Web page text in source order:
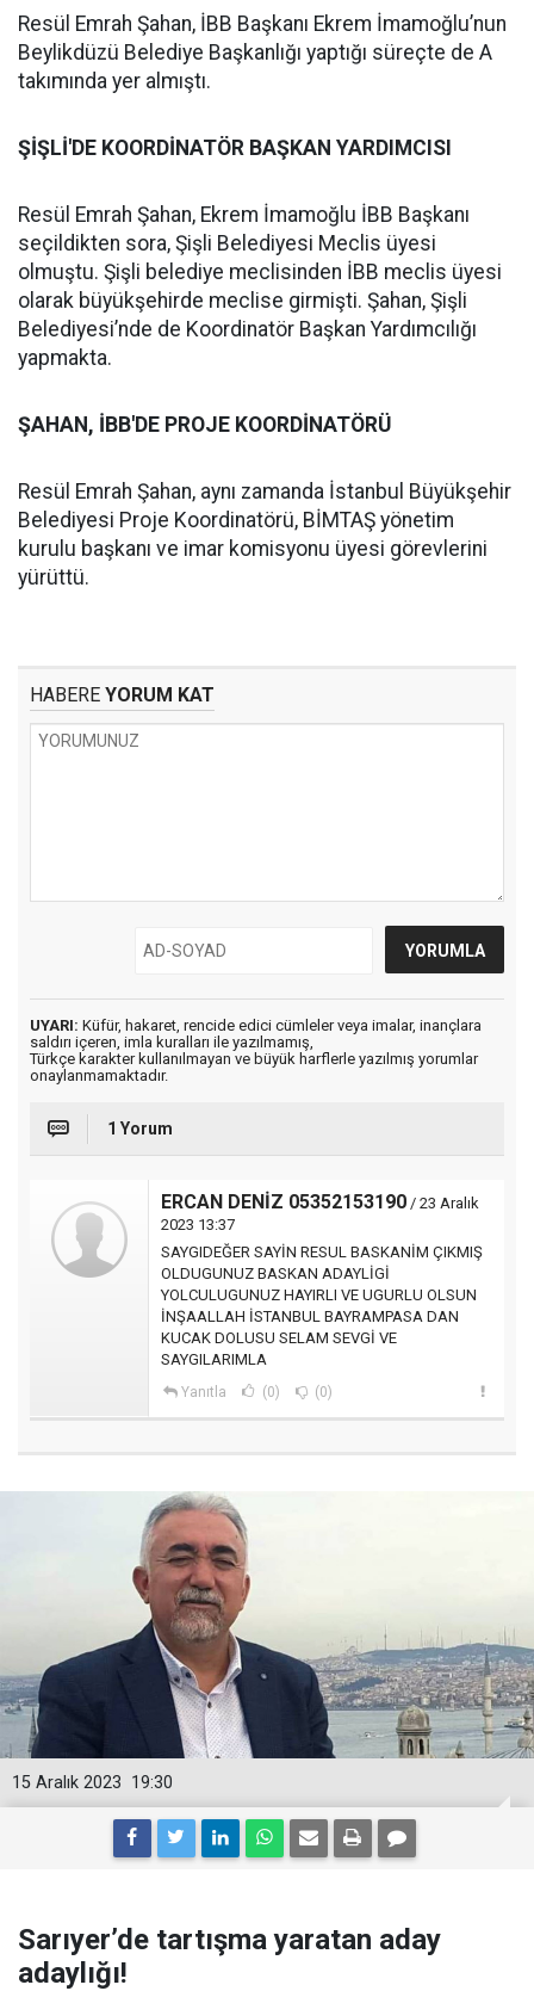
Resül Emrah Şahan, İBB Başkanı Ekrem İmamoğlu’nun
Beylikdüzü Belediye Başkanlığı yaptığı süreçte de A
takımında yer almıştı.
ŞİŞLİ'DE KOORDİNATÖR BAŞKAN YARDIMCISI
Resül Emrah Şahan, Ekrem İmamoğlu İBB Başkanı
seçildikten sora, Şişli Belediyesi Meclis üyesi
olmuştu. Şişli belediye meclisinden İBB meclis üyesi
olarak büyükşehirde meclise girmişti. Şahan, Şişli
Belediyesi’nde de Koordinatör Başkan Yardımcılığı
yapmakta.
ŞAHAN, İBB'DE PROJE KOORDİNATÖRÜ
Resül Emrah Şahan, aynı zamanda İstanbul Büyükşehir
Belediyesi Proje Koordinatörü, BİMTAŞ yönetim
kurulu başkanı ve imar komisyonu üyesi görevlerini
yürüttü.
HABERE YORUM KAT
UYARI: Küfür, hakaret, rencide edici cümleler veya imalar, inançlara
saldırı içeren, imla kuralları ile yazılmamış,
Türkçe karakter kullanılmayan ve büyük harflerle yazılmış yorumlar
onaylanmamaktadır.
1 Yorum
ERCAN DENİZ 05352153190 / 23 Aralık
2023 13:37
SAYGIDEĞER SAYİN RESUL BASKANİM ÇIKMIŞ
OLDUGUNUZ BASKAN ADAYLİGİ
YOLCULUGUNUZ HAYIRLI VE UGURLU OLSUN
İNŞAALLAH İSTANBUL BAYRAMPASA DAN
KUCAK DOLUSU SELAM SEVGİ VE
SAYGILARIMLA
Yanıtla (0) (0)
19:30
15 Aralık 2023
Sarıyer’de tartışma yaratan aday
adaylığı!